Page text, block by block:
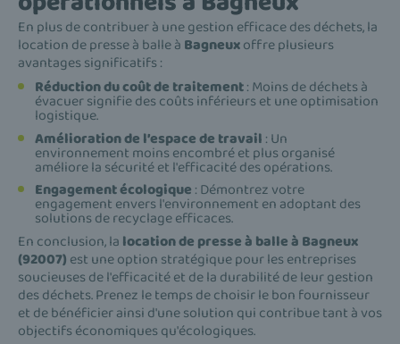
En plus de contribuer à une gestion efficace des déchets, la
location de presse à balle à Bagneuxoffre plusieurs
avantages significatifs :
Réduction du coût de traitement: Moins de déchets à
évacuer signifie des coûts inférieurs et une optimisation
logistique.
Amélioration de l’espace de travail : Un
environnement moins encombré et plus organisé
améliore la sécurité et l'efficacité des opérations.
Engagement écologique : Démontrez votre
engagement envers l'environnement en adoptant des
solutions de recyclage efficaces.
En conclusion, la location de presse à balle à Bagneux
(92007) est une option stratégique pour les entreprises
soucieuses de l'efficacité et de la durabilité de leur gestion
des déchets. Prenez le temps de choisir le bon fournisseur
et de bénéficier ainsi d'une solution qui contribue tant à vos
objectifs économiques qu'écologiques.